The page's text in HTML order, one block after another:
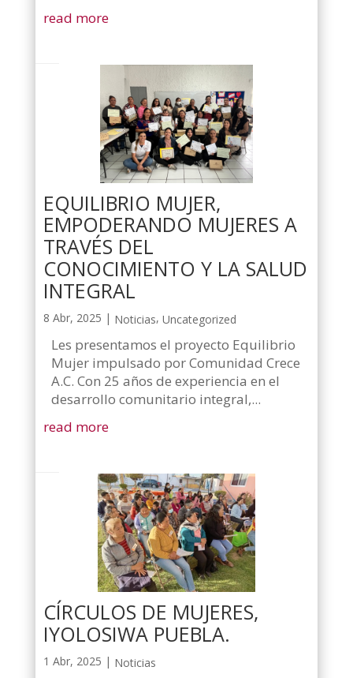
read more
EQUILIBRIO MUJER,
EMPODERANDO MUJERES A
TRAVÉS DEL
CONOCIMIENTO Y LA SALUD
INTEGRAL
8 Abr, 2025 | Noticias, Uncategorized
Les presentamos el proyecto Equilibrio
Mujer impulsado por Comunidad Crece
A.C. Con 25 años de experiencia en el
desarrollo comunitario integral,...
read more
CÍRCULOS DE MUJERES,
IYOLOSIWA PUEBLA.
1 Abr, 2025 | Noticias